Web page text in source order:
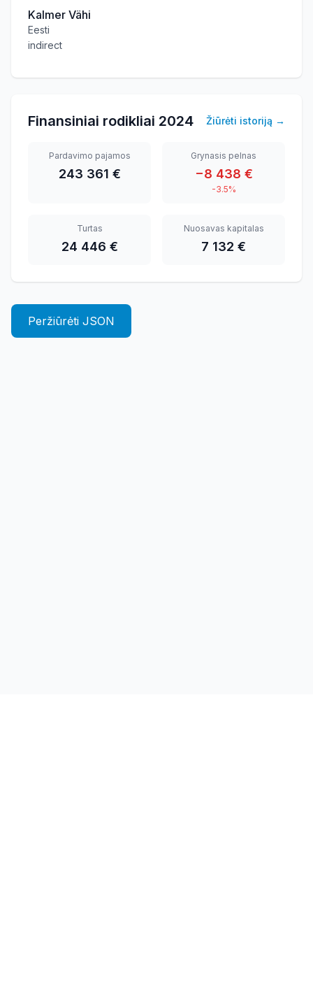
Kalmer Vähi
Eesti
indirect
Finansiniai rodikliai 2024 Žiūrėti istoriją →
Pardavimo pajamos
243 361 €
Grynasis pelnas
−8 438 €
-3.5%
Turtas
24 446 €
Nuosavas kapitalas
7 132 €
Peržiūrėti JSON